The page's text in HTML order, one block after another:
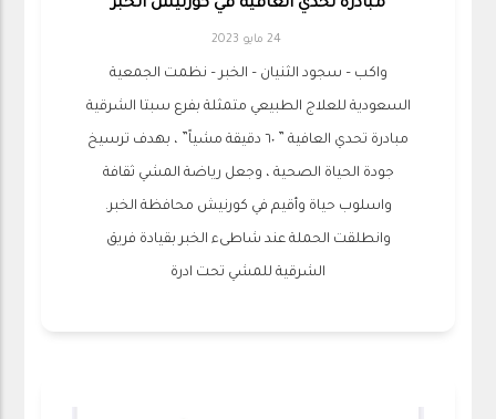
مبادرة تحدي العافية في كورنيش الخبر
24 مايو 2023
واكب – سجود الثنيان – الخبر – نظمت الجمعية
السعودية للعلاج الطبيعي متمثلة بفرع سبتا الشرقية
مبادرة تحدي العافية ” ٦٠ دقيقة مشياً” ، بهدف ترسيخ
جودة الحياة الصحية ، وجعل رياضة المشي ثقافة
واسلوب حياة وأقيم في كورنيش محافظة الخبر.
وانطلقت الحملة عند شاطىء الخبر بقيادة فريق
الشرقية للمشي تحت ادرة